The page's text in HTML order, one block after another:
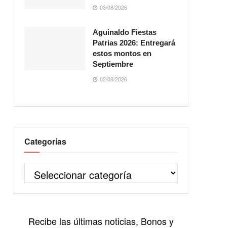
03/08/2026
Aguinaldo Fiestas
Patrias 2026: Entregará
estos montos en
Septiembre
02/08/2026
Categorías
Recibe las últimas noticias, Bonos y